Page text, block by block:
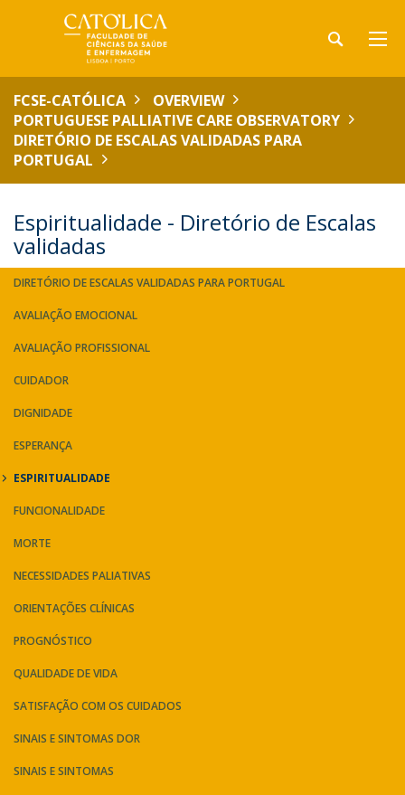
FCSE-CATÓLICA
OVERVIEW
PORTUGUESE PALLIATIVE CARE OBSERVATORY
DIRETÓRIO DE ESCALAS VALIDADAS PARA
PORTUGAL
Espiritualidade - Diretório de Escalas
validadas
DIRETÓRIO DE ESCALAS VALIDADAS PARA PORTUGAL
AVALIAÇÃO EMOCIONAL
AVALIAÇÃO PROFISSIONAL
CUIDADOR
DIGNIDADE
ESPERANÇA
ESPIRITUALIDADE
FUNCIONALIDADE
MORTE
NECESSIDADES PALIATIVAS
ORIENTAÇÕES CLÍNICAS
PROGNÓSTICO
QUALIDADE DE VIDA
SATISFAÇÃO COM OS CUIDADOS
SINAIS E SINTOMAS DOR
SINAIS E SINTOMAS